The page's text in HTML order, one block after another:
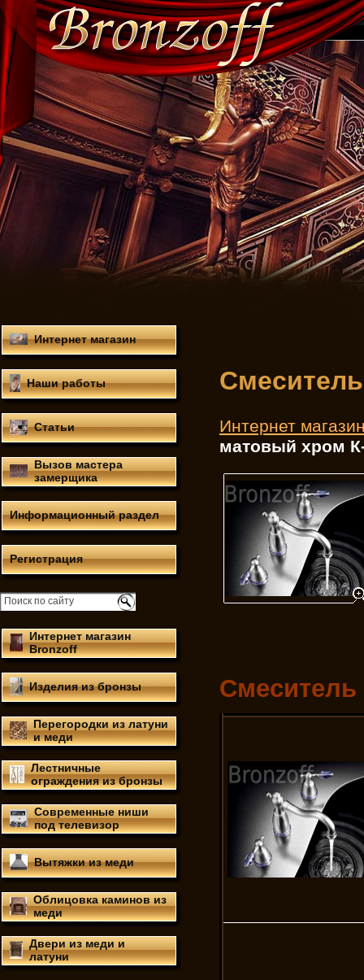
Интернет магазин
Наши работы
Статьи
Вызов мастера
замерщика
Информационный раздел
Регистрация
Интернет магазин
Bronzoff
Изделия из бронзы
Перегородки из латуни
и меди
Лестничные
ограждения из бронзы
Современные ниши
под телевизор
Вытяжки из меди
Облицовка каминов из
меди
Двери из меди и
латуни
Интернет
матовый хром